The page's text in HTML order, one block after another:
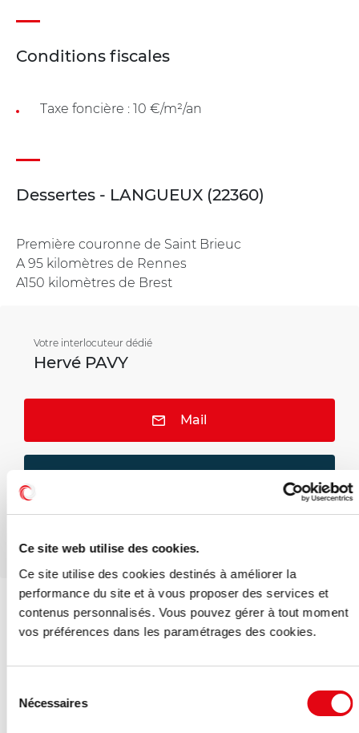
Ce site web utilise des cookies.
Ce site utilise des cookies destinés à améliorer la
performance du site et à vous proposer des services et
contenus personnalisés. Vous pouvez gérer à tout moment
vos préférences dans les paramétrages des cookies.
Nécessaires
Conditions fiscales
Taxe foncière : 10 €/m²/an
Dessertes - LANGUEUX (22360)
Première couronne de Saint Brieuc
A 95 kilomètres de Rennes
A150 kilomètres de Brest
Votre interlocuteur dédié
Hervé PAVY
Mail
Voir les offres similaires